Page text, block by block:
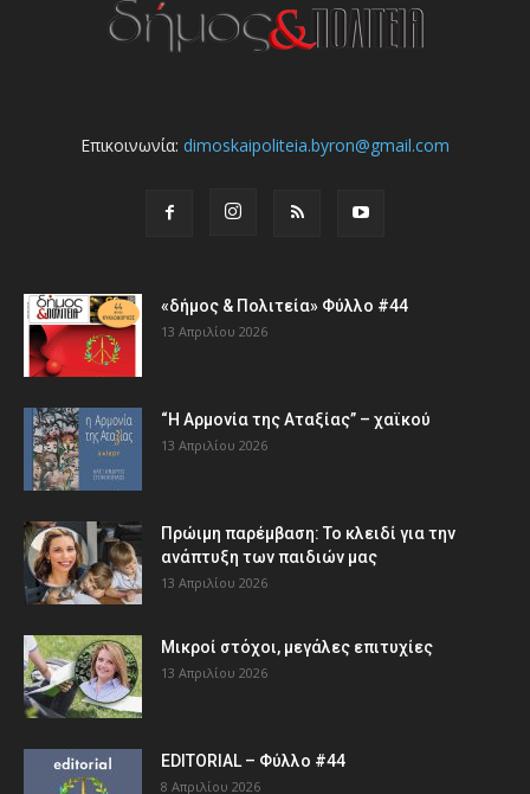
Επικοινωνία: dimoskaipoliteia.byron@gmail.com
«δήμος & Πολιτεία» Φύλλο #44
13 Απριλίου 2026
“Η Αρμονία της Αταξίας” – χαϊκού
13 Απριλίου 2026
Πρώιμη παρέμβαση: Το κλειδί για την
ανάπτυξη των παιδιών µας
13 Απριλίου 2026
Μικροί στόχοι, μεγάλες επιτυχίες
13 Απριλίου 2026
EDITORIAL – Φύλλο #44
8 Απριλίου 2026